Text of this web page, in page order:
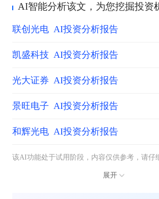
AI智能分析该文，为您挖掘投资
联创光电 AI投资分析报告
凯盛科技 AI投资分析报告
光大证券 AI投资分析报告
景旺电子 AI投资分析报告
和辉光电 AI投资分析报告
该AI功能处于试用阶段，内容仅供参考，请仔
展开